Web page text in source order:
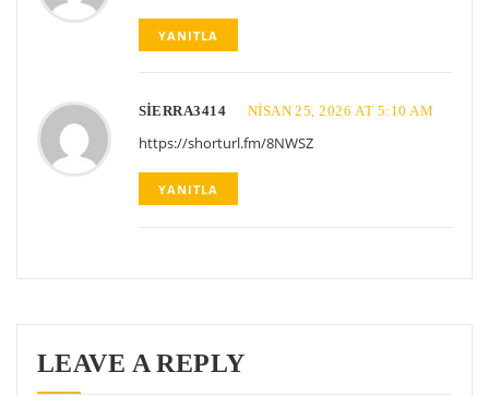
YANITLA
SIERRA3414 NISAN 25, 2026 AT 5:10 AM
https://shorturl.fm/8NWSZ
YANITLA
LEAVE A REPLY